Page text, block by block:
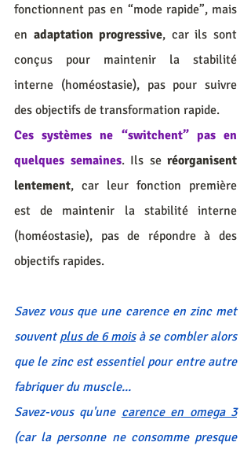
fonctionnent pas en “mode rapide”, mais
en adaptation progressive, car ils sont
conçus pour maintenir la stabilité
interne (homéostasie), pas pour suivre
des objectifs de transformation rapide.
Ces systèmes ne “switchent” pas en
quelques semaines. Ils se réorganisent
lentement, car leur fonction première
est de maintenir la stabilité interne
(homéostasie), pas de répondre à des
objectifs rapides.
Savez vous que une carence en zinc met
souvent plus de 6 mois à se combler alors
que le zinc est essentiel pour entre autre
fabriquer du muscle...
Savez-vous qu'une carence en omega 3
(car la personne ne consomme presque